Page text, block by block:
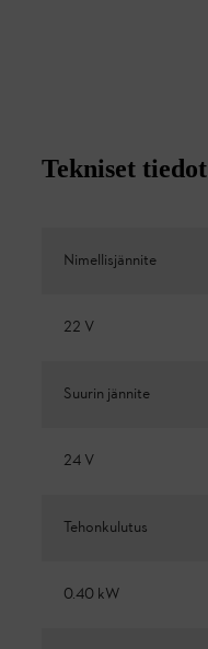
Tekniset tiedot
Nimellisjännite
22 V
Suurin jännite
24 V
Tehonkulutus
0.40 kW